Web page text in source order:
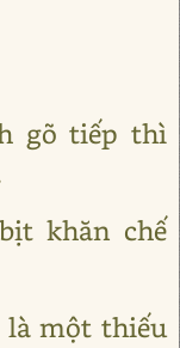
gõ tiếp thì
khăn chế
là một thiếu